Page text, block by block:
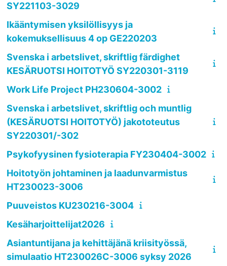
SY221103-3029
Ikääntymisen yksilöllisyys ja
kokemuksellisuus 4 op GE220203
Svenska i arbetslivet, skriftlig färdighet
KESÄRUOTSI HOITOTYÖ SY220301-3119
Work Life Project PH230604-3002
Svenska i arbetslivet, skriftlig och muntlig
(KESÄRUOTSI HOITOTYÖ) jakototeutus
SY220301/-302
Psykofyysinen fysioterapia FY230404-3002
Hoitotyön johtaminen ja laadunvarmistus
HT230023-3006
Puuveistos KU230216-3004
Kesäharjoittelijat2026
Asiantuntijana ja kehittäjänä kriisityössä,
simulaatio HT230026C-3006 syksy 2026